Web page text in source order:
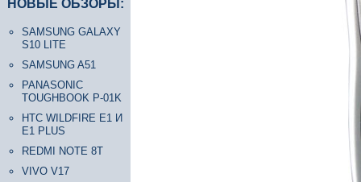
НОВЫЕ ОБЗОРЫ:
SAMSUNG GALAXY
S10 LITE
SAMSUNG A51
PANASONIC
TOUGHBOOK P-01K
HTC WILDFIRE E1 И
E1 PLUS
REDMI NOTE 8T
VIVO V17